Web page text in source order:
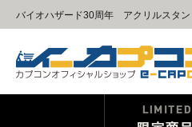
バイオハザード30周年 アクリルスタン